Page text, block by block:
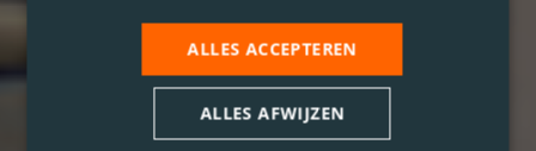
ALLES ACCEPTEREN
ALLES AFWIJZEN